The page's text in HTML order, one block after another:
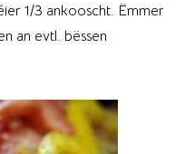
1/3 ankooscht. Ëmmer
an evtl. bëssen